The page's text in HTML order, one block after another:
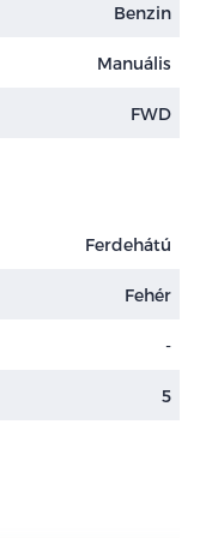
Benzin
Manuális
FWD
Ferdehátú
Fehér
-
5